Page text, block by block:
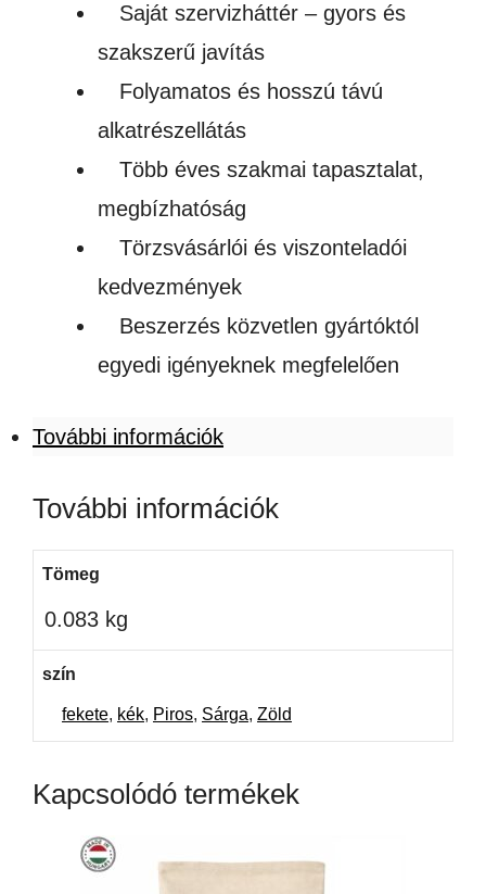
Saját szervizháttér – gyors és
szakszerű javítás
Folyamatos és hosszú távú
alkatrészellátás
Több éves szakmai tapasztalat,
megbízhatóság
Törzsvásárlói és viszonteladói
kedvezmények
Beszerzés közvetlen gyártóktól
egyedi igényeknek megfelelően
További információk
További információk
Tömeg
0.083 kg
szín
fekete, kék, Piros, Sárga, Zöld
Kapcsolódó termékek